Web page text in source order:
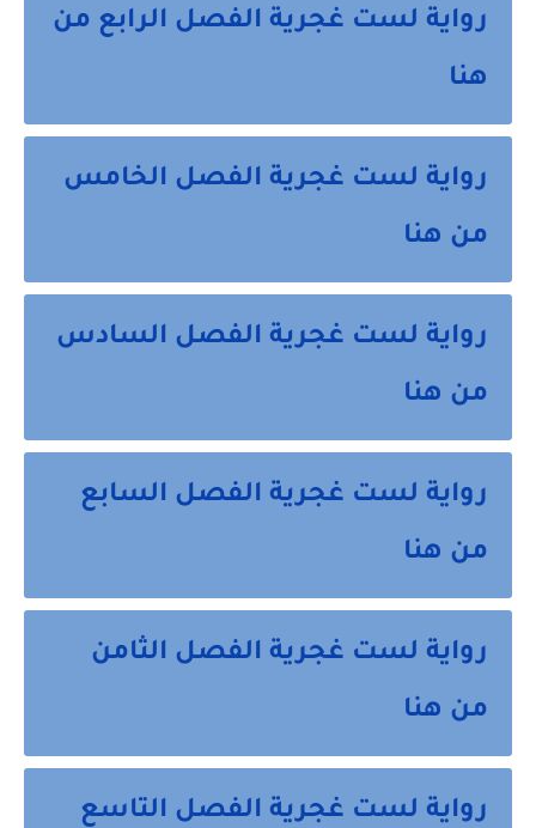
رواية لست غجرية الفصل الرابع من
هنا
رواية لست غجرية الفصل الخامس
من هنا
رواية لست غجرية الفصل السادس
من هنا
رواية لست غجرية الفصل السابع
من هنا
رواية لست غجرية الفصل الثامن
من هنا
رواية لست غجرية الفصل التاسع